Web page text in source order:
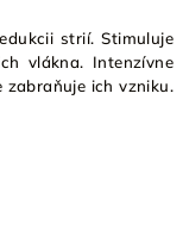
strií. Stimuluje
vlákna. Intenzívne
zabraňuje ich vzniku.